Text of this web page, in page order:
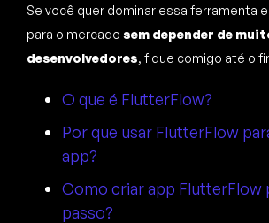
Se você quer dominar essa ferramenta
para o mercado sem depender de
desenvolvedores, fique comigo até o
O que é FlutterFlow?
Por que usar FlutterFlow
app?
Como criar app FlutterFlow
passo?